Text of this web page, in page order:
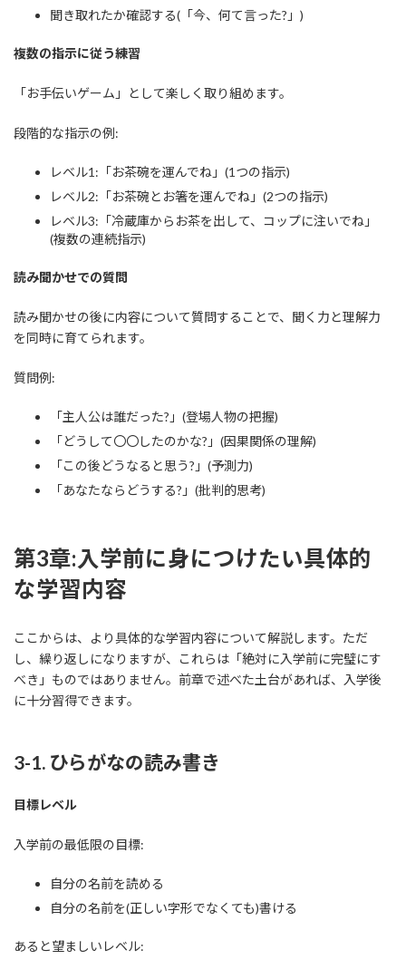
聞き取れたか確認する(「今、何て言った?」)
複数の指示に従う練習
「お手伝いゲーム」として楽しく取り組めます。
段階的な指示の例:
レベル1:「お茶碗を運んでね」(1つの指示)
レベル2:「お茶碗とお箸を運んでね」(2つの指示)
レベル3:「冷蔵庫からお茶を出して、コップに注いでね」
(複数の連続指示)
読み聞かせでの質問
読み聞かせの後に内容について質問することで、聞く力と理解力
を同時に育てられます。
質問例:
「主人公は誰だった?」(登場人物の把握)
「どうして〇〇したのかな?」(因果関係の理解)
「この後どうなると思う?」(予測力)
「あなたならどうする?」(批判的思考)
第3章:入学前に身につけたい具体的
な学習内容
ここからは、より具体的な学習内容について解説します。ただ
し、繰り返しになりますが、これらは「絶対に入学前に完璧にす
べき」ものではありません。前章で述べた土台があれば、入学後
に十分習得できます。
3-1. ひらがなの読み書き
目標レベル
入学前の最低限の目標:
自分の名前を読める
自分の名前を(正しい字形でなくても)書ける
あると望ましいレベル: